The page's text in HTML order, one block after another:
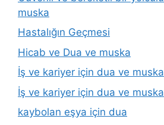
muska
Hastalığın Geçmesi
Hicab ve Dua ve muska
İş ve kariyer için dua ve muska
İş ve kariyer için dua ve muska
kaybolan eşya için dua